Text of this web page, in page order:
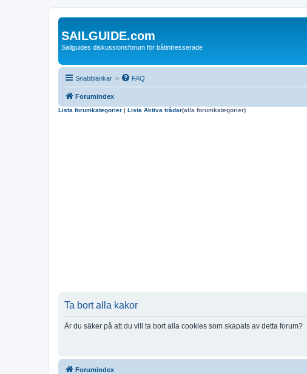
SAILGUIDE.com
Sailguides diskussionsforum för båtintresserade
Snabblänkar > FAQ
Forumindex
Lista forumkategorier | Lista Aktiva trådar(alla forumkategorier)
Ta bort alla kakor
Är du säker på att du vill ta bort alla cookies som skapats av detta forum?
Forumindex